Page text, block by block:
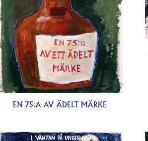
EN 75:A AV ÄDELT MÄRKE